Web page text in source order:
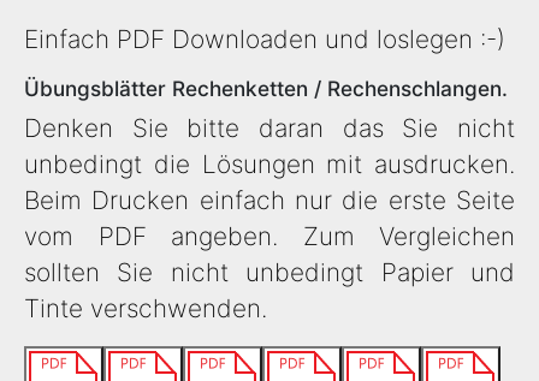
Einfach PDF Downloaden und loslegen :-)
Übungsblätter Rechenketten / Rechenschlangen.
Denken Sie bitte daran das Sie nicht
unbedingt die Lösungen mit ausdrucken.
Beim Drucken einfach nur die erste Seite
vom PDF angeben. Zum Vergleichen
sollten Sie nicht unbedingt Papier und
Tinte verschwenden.